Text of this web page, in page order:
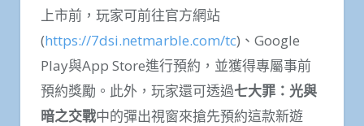
上市前，玩家可前往官方網站
(https://7dsi.netmarble.com/tc)、Google
Play與App Store進行預約，並獲得專屬事前
預約獎勵。此外，玩家還可透過七大罪：光與
暗之交戰中的彈出視窗來搶先預約這款新遊